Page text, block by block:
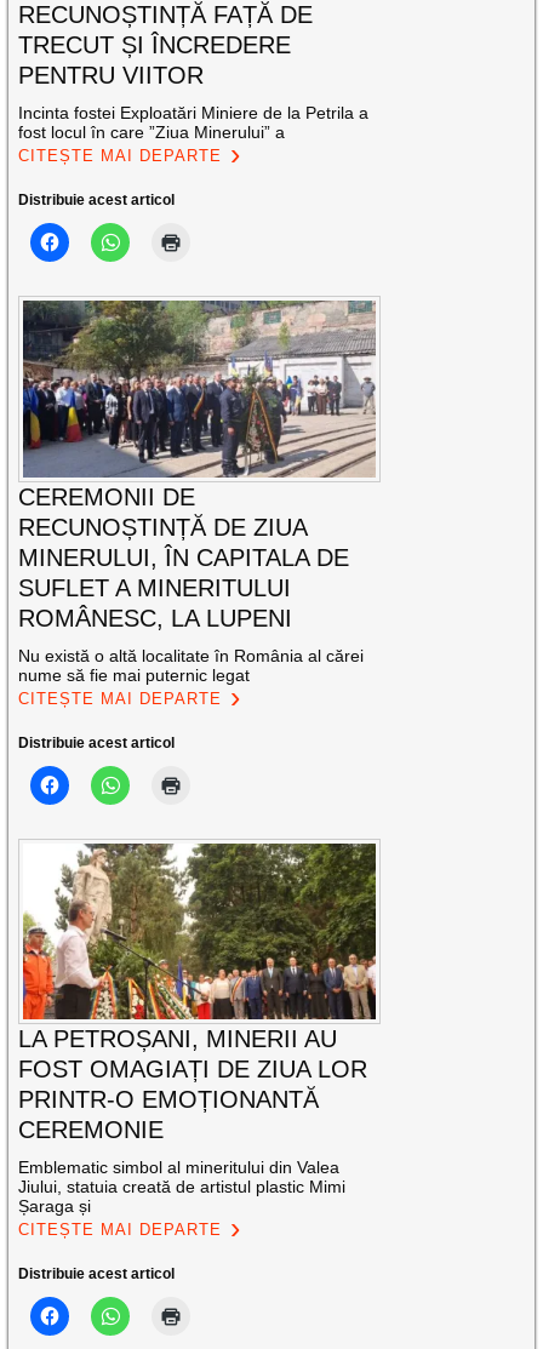
RECUNOȘTINȚĂ FAȚĂ DE
TRECUT ȘI ÎNCREDERE
PENTRU VIITOR
Incinta fostei Exploatări Miniere de la Petrila a
fost locul în care ”Ziua Minerului” a
CITEȘTE MAI DEPARTE
Distribuie acest articol
CEREMONII DE
RECUNOȘTINȚĂ DE ZIUA
MINERULUI, ÎN CAPITALA DE
SUFLET A MINERITULUI
ROMÂNESC, LA LUPENI
Nu există o altă localitate în România al cărei
nume să fie mai puternic legat
CITEȘTE MAI DEPARTE
Distribuie acest articol
LA PETROȘANI, MINERII AU
FOST OMAGIAȚI DE ZIUA LOR
PRINTR-O EMOȚIONANTĂ
CEREMONIE
Emblematic simbol al mineritului din Valea
Jiului, statuia creată de artistul plastic Mimi
Șaraga și
CITEȘTE MAI DEPARTE
Distribuie acest articol